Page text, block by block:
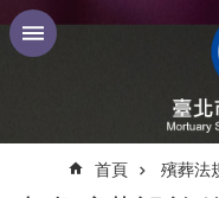
跳到主要內容區塊
首頁 殯葬法